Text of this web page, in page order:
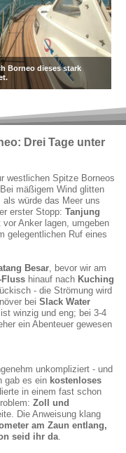
Borneo dieses stark
Drei Tage unter
westlichen Spitze Borneos
mäßigem Wind glitten
würde das Meer uns
erster Stopp: Tanjung
Anker lagen, umgeben
gelegentlichen Ruf eines
Besar, bevor wir am
Fluss hinauf nach Kuching
- die Strömung wird
bei Slack Water
ist winzig und eng; bei 3-4
ein Abenteuer gewesen
unkompliziert - und
gab es ein kostenloses
in einem fast schon
Zoll und
Die Anweisung klang
am Zaun entlang,
seid ihr da.